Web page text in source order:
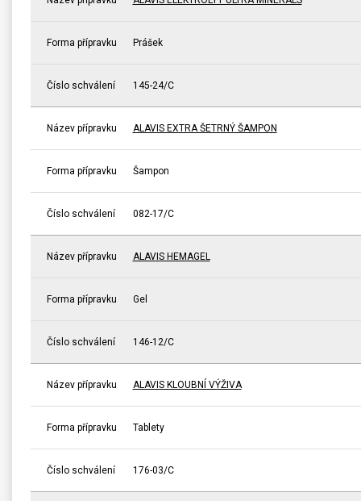
Forma přípravku Prášek
Číslo schválení 145-24/C
Název přípravku ALAVIS EXTRA ŠETRNÝ ŠAMPON
Forma přípravku Šampon
Číslo schválení 082-17/C
Název přípravku ALAVIS HEMAGEL
Forma přípravku Gel
Číslo schválení 146-12/C
Název přípravku ALAVIS KLOUBNÍ VÝŽIVA
Forma přípravku Tablety
Číslo schválení 176-03/C